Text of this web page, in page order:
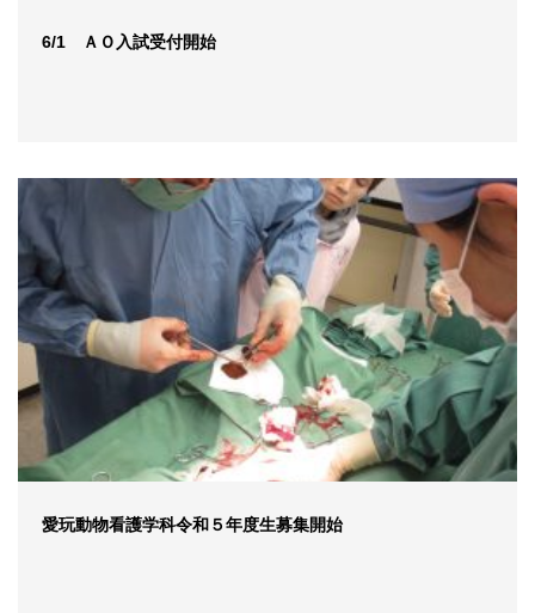
6/1 ＡＯ入試受付開始
愛玩動物看護学科令和５年度生募集開始